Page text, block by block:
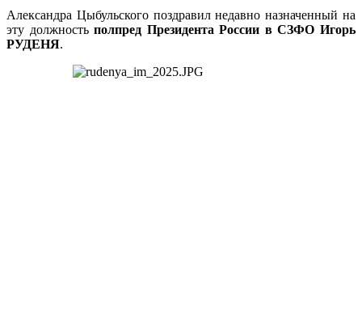
Александра Цыбульского поздравил недавно назначенный на
эту должностьполпред Президента России в СЗФО Игорь
РУДЕНЯ.